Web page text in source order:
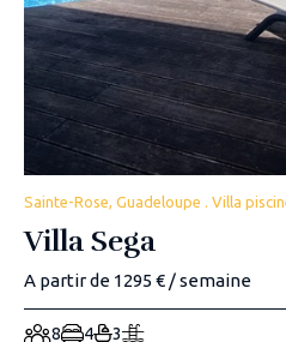
Sainte-Rose, Guadeloupe . Villa
Villa Sega
A partir de 1295 € / semaine
8 4 3